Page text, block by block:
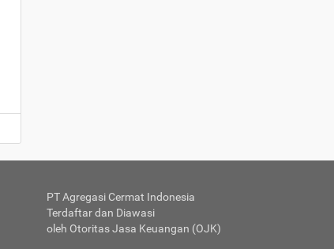
PT Agregasi Cermat Indonesia
Terdaftar dan Diawasi
oleh Otoritas Jasa Keuangan (OJK)